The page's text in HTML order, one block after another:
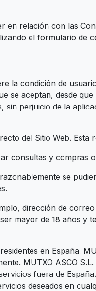
en relación con las
el formulario de
la condición de
se aceptan, desde
sin perjuicio de la
del Sitio Web. Esta
consultas y compras
se
dirección de
mayor de 18 años
en España.
MUTXO ASCO
fuera de
deseados en